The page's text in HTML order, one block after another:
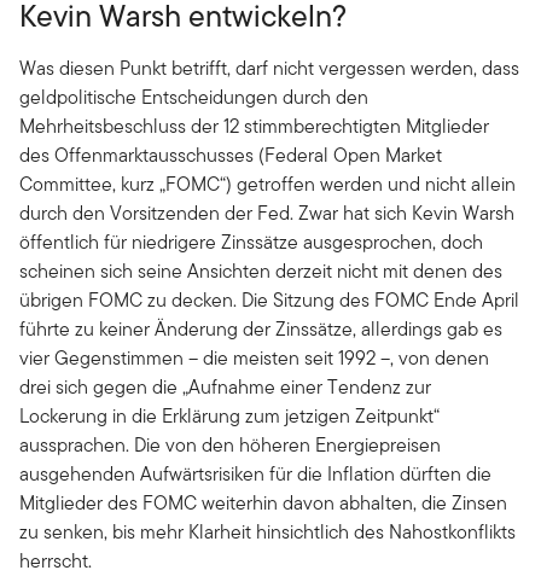
Kevin Warsh entwickeln?
Was diesen Punkt betrifft, darf nicht vergessen werden, dass
geldpolitische Entscheidungen durch den
Mehrheitsbeschluss der 12 stimmberechtigten Mitglieder
des Offenmarktausschusses (Federal Open Market
Committee, kurz „FOMC“) getroffen werden und nicht allein
durch den Vorsitzenden der Fed. Zwar hat sich Kevin Warsh
öffentlich für niedrigere Zinssätze ausgesprochen, doch
scheinen sich seine Ansichten derzeit nicht mit denen des
übrigen FOMC zu decken. Die Sitzung des FOMC Ende April
führte zu keiner Änderung der Zinssätze, allerdings gab es
vier Gegenstimmen – die meisten seit 1992 –, von denen
drei sich gegen die „Aufnahme einer Tendenz zur
Lockerung in die Erklärung zum jetzigen Zeitpunkt“
aussprachen. Die von den höheren Energiepreisen
ausgehenden Aufwärtsrisiken für die Inflation dürften die
Mitglieder des FOMC weiterhin davon abhalten, die Zinsen
zu senken, bis mehr Klarheit hinsichtlich des Nahostkonflikts
herrscht.